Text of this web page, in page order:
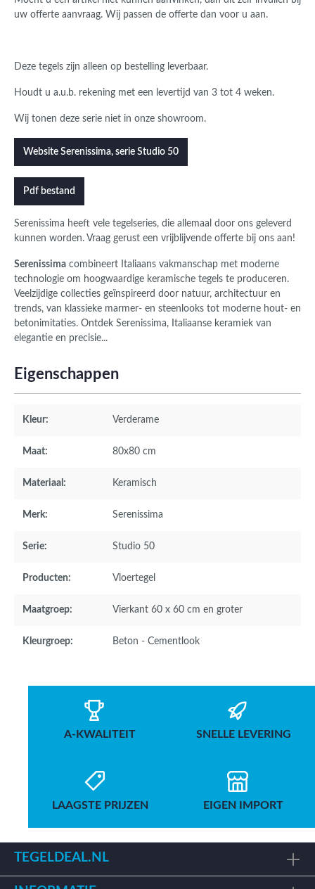
uw offerte aanvraag. Wij passen de offerte dan voor u aan.
Deze tegels zijn alleen op bestelling leverbaar.
Houdt u a.u.b. rekening met een levertijd van 3 tot 4 weken.
Wij tonen deze serie niet in onze showroom.
Website Serenissima, serie Studio 50
Pdf bestand
Serenissima heeft vele tegelseries, die allemaal door ons geleverd
kunnen worden. Vraag gerust een vrijblijvende offerte bij ons aan!
Serenissima combineert Italiaans vakmanschap met moderne
technologie om hoogwaardige keramische tegels te produceren.
Veelzijdige collecties geïnspireerd door natuur, architectuur en
trends, van klassieke marmer- en steenlooks tot moderne hout- en
betonimitaties. Ontdek Serenissima, Italiaanse keramiek van
elegantie en precisie...
Eigenschappen
Kleur: Verderame
Maat: 80x80 cm
Materiaal: Keramisch
Merk: Serenissima
Serie: Studio 50
Producten: Vloertegel
Maatgroep: Vierkant 60 x 60 cm en groter
Kleurgroep: Beton - Cementlook
A-KWALITEIT SNELLE LEVERING
LAAGSTE PRIJZEN EIGEN IMPORT
TEGELDEAL.NL